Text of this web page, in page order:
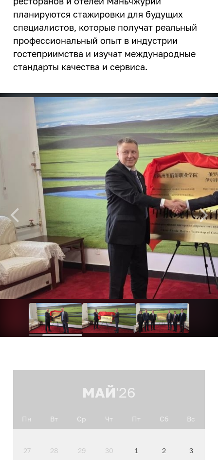
планируются стажировки для будущих
специалистов, которые получат реальный
профессиональный опыт в индустрии
гостеприимства и изучат международные
стандарты качества и сервиса.
МАЙ'26
Пн Вт Ср Чт Пт Сб Вс
27 28 29 30 1 2
3